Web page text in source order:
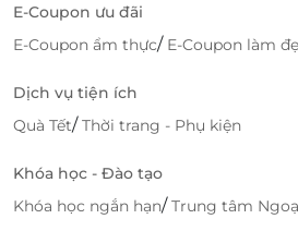
E-Coupon ưu đãi
E-Coupon ẩm thực/ E-Coupon làm
Dịch vụ tiện ích
Quà Tết/Thời trang - Phụ kiện
Khóa học - Đào tạo
Khóa học ngắn hạn/Trung tâm